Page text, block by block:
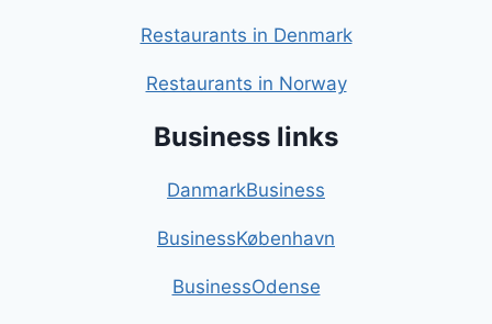
Restaurants in Denmark
Restaurants in Norway
Business links
DanmarkBusiness
BusinessKøbenhavn
BusinessOdense